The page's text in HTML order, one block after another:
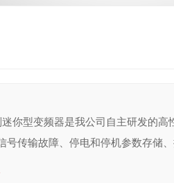
池构成。其主要的元器件是逆变器，
提供合乎要求的交流电；二是能在
频等交流电的净化作用，即UPS将
异常受电压尖峰、电压瞬变、电线噪
您的医院和患者提供可靠的备用电源
。 从系统中每个需要的点收集准确
有需要的报告。 测试工作人员更容
你型变频器是我公司自主研发的高
号传输故障、停电和停机参数存储